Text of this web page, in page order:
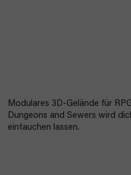
Modulares 3D-Gelände für
Dungeons and Sewers wird
eintauchen lassen.